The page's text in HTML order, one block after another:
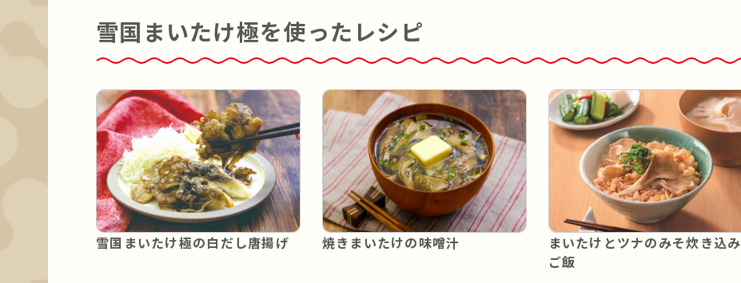
雪国まいたけ極を使ったレシピ
雪国まいたけ極の白だし唐揚げ 焼きまいたけの味噌汁
まいたけとツナのみそ炊き込み
ご飯